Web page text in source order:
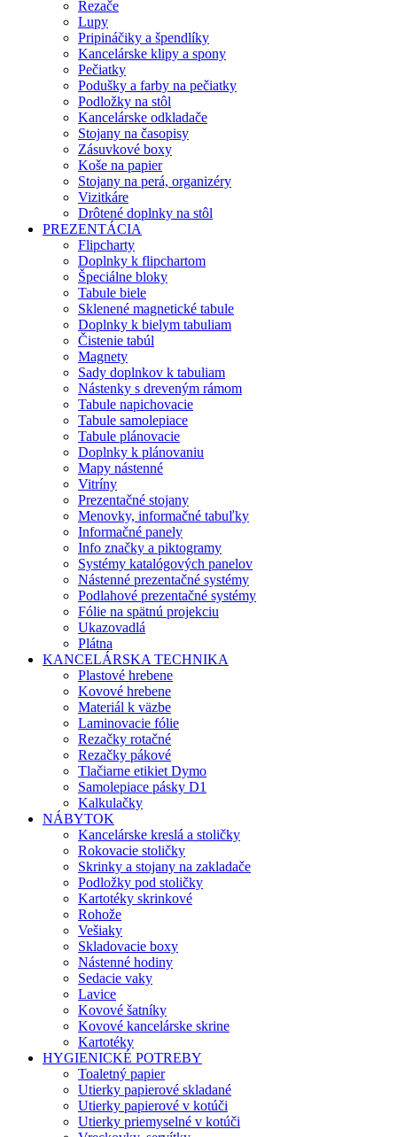
Rezače
Lupy
Pripináčiky a špendlíky
Kancelárske klipy a spony
Pečiatky
Podušky a farby na pečiatky
Podložky na stôl
Kancelárske odkladače
Stojany na časopisy
Zásuvkové boxy
Koše na papier
Stojany na perá, organizéry
Vizitkáre
Drôtené doplnky na stôl
PREZENTÁCIA
Flipcharty
Doplnky k flipchartom
Špeciálne bloky
Tabule biele
Sklenené magnetické tabule
Doplnky k bielym tabuliam
Čistenie tabúl
Magnety
Sady doplnkov k tabuliam
Nástenky s dreveným rámom
Tabule napichovacie
Tabule samolepiace
Tabule plánovacie
Doplnky k plánovaniu
Mapy nástenné
Vitríny
Prezentačné stojany
Menovky, informačné tabuľky
Informačné panely
Info značky a piktogramy
Systémy katalógových panelov
Nástenné prezentačné systémy
Podlahové prezentačné systémy
Fólie na spätnú projekciu
Ukazovadlá
Plátna
KANCELÁRSKA TECHNIKA
Plastové hrebene
Kovové hrebene
Materiál k väzbe
Laminovacie fólie
Rezačky rotačné
Rezačky pákové
Tlačiarne etikiet Dymo
Samolepiace pásky D1
Kalkulačky
NÁBYTOK
Kancelárske kreslá a stoličky
Rokovacie stoličky
Skrinky a stojany na zakladače
Podložky pod stoličky
Kartotéky skrinkové
Rohože
Vešiaky
Skladovacie boxy
Nástenné hodiny
Sedacie vaky
Lavice
Kovové šatníky
Kovové kancelárske skrine
Kartotéky
HYGIENICKÉ POTREBY
Toaletný papier
Utierky papierové skladané
Utierky papierové v kotúči
Utierky priemyselné v kotúči